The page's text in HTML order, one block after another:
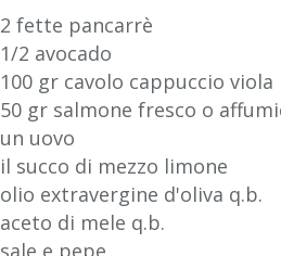
2 fette pancarrè
1/2 avocado
100 gr cavolo cappuccio viola
50 gr salmone fresco o
un uovo
il succo di mezzo limone
olio extravergine d'oliva q.b.
aceto di mele q.b.
sale e pepe